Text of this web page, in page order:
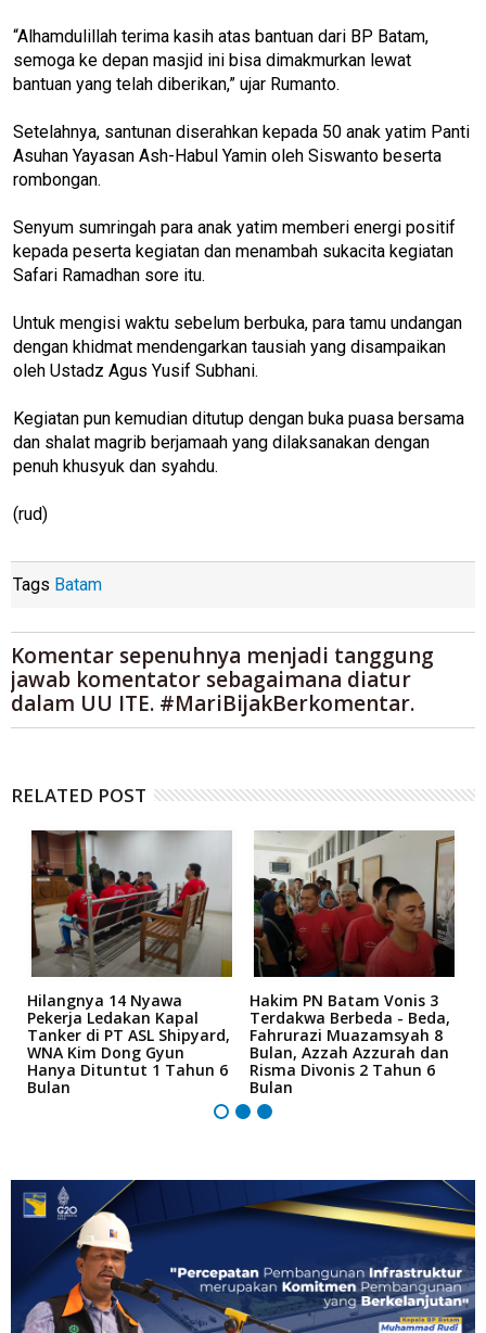
“Alhamdulillah terima kasih atas bantuan dari BP Batam,
semoga ke depan masjid ini bisa dimakmurkan lewat
bantuan yang telah diberikan,” ujar Rumanto.
Setelahnya, santunan diserahkan kepada 50 anak yatim Panti
Asuhan Yayasan Ash-Habul Yamin oleh Siswanto beserta
rombongan.
Senyum sumringah para anak yatim memberi energi positif
kepada peserta kegiatan dan menambah sukacita kegiatan
Safari Ramadhan sore itu.
Untuk mengisi waktu sebelum berbuka, para tamu undangan
dengan khidmat mendengarkan tausiah yang disampaikan
oleh Ustadz Agus Yusif Subhani.
Kegiatan pun kemudian ditutup dengan buka puasa bersama
dan shalat magrib berjamaah yang dilaksanakan dengan
penuh khusyuk dan syahdu.
(rud)
Tags Batam
Komentar sepenuhnya menjadi tanggung
jawab komentator sebagaimana diatur
dalam UU ITE. #MariBijakBerkomentar.
RELATED POST
Hilangnya 14 Nyawa
Pekerja Ledakan Kapal
Tanker di PT ASL Shipyard,
WNA Kim Dong Gyun
Hanya Dituntut 1 Tahun 6
Bulan
Hakim PN Batam Vonis 3
Terdakwa Berbeda - Beda,
Fahrurazi Muazamsyah 8
Bulan, Azzah Azzurah dan
Risma Divonis 2 Tahun 6
Bulan